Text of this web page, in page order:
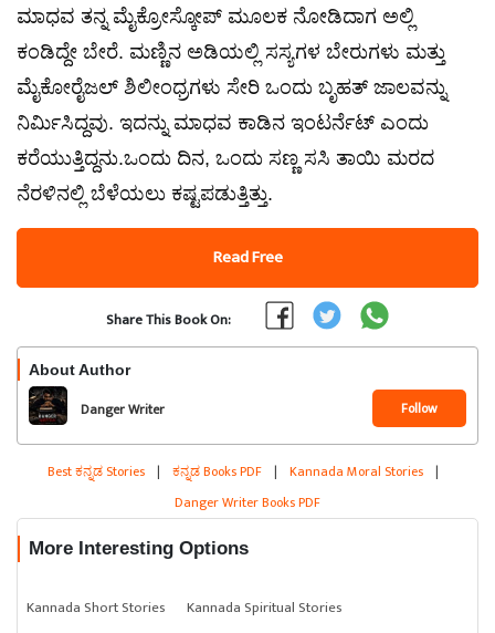
ಮಾಧವ ತನ್ನ ಮೈಕ್ರೋಸ್ಕೋಪ್ ಮೂಲಕ ನೋಡಿದಾಗ ಅಲ್ಲಿ
ಕಂಡಿದ್ದೇ ಬೇರೆ. ಮಣ್ಣಿನ ಅಡಿಯಲ್ಲಿ ಸಸ್ಯಗಳ ಬೇರುಗಳು ಮತ್ತು
ಮೈಕೋರೈಜಲ್ ಶಿಲೀಂಧ್ರಗಳು ಸೇರಿ ಒಂದು ಬೃಹತ್ ಜಾಲವನ್ನು
ನಿರ್ಮಿಸಿದ್ದವು. ಇದನ್ನು ಮಾಧವ ಕಾಡಿನ ಇಂಟರ್ನೆಟ್ ಎಂದು
ಕರೆಯುತ್ತಿದ್ದನು.ಒಂದು ದಿನ, ಒಂದು ಸಣ್ಣ ಸಸಿ ತಾಯಿ ಮರದ
ನೆರಳಿನಲ್ಲಿ ಬೆಳೆಯಲು ಕಷ್ಟಪಡುತ್ತಿತ್ತು.
Read Free
Share This Book On:
About Author
Danger Writer Follow
Best ಕನ್ನಡ Stories | ಕನ್ನಡ Books PDF | Kannada Moral Stories |
Danger Writer Books PDF
More Interesting Options
Kannada Short Stories
Kannada Spiritual Stories